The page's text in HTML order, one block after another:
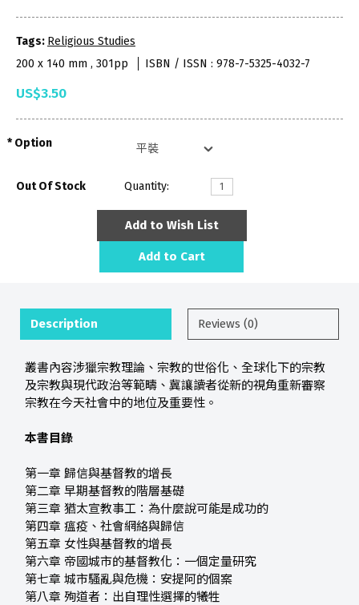
Tags: Religious Studies
200 x 140 mm , 301pp
ISBN / ISSN : 978-7-5325-4032-7
US$3.50
Option
Out Of Stock Quantity:
Add to Wish List
Add to Cart
Description Reviews (0)
叢書內容涉獵宗教理論、宗教的世俗化、全球化下的宗教
及宗教與現代政治等範疇、冀讓讀者從新的視角重新審察
宗教在今天社會中的地位及重要性。
本書目錄
第一章 歸信與基督教的增長
第二章 早期基督教的階層基礎
第三章 猶太宣教事工：為什麼說可能是成功的
第四章 瘟疫、社會網絡與歸信
第五章 女性與基督教的增長
第六章 帝國城市的基督教化：一個定量研究
第七章 城市騷亂與危機：安提阿的個案
第八章 殉道者：出自理性選擇的犧牲